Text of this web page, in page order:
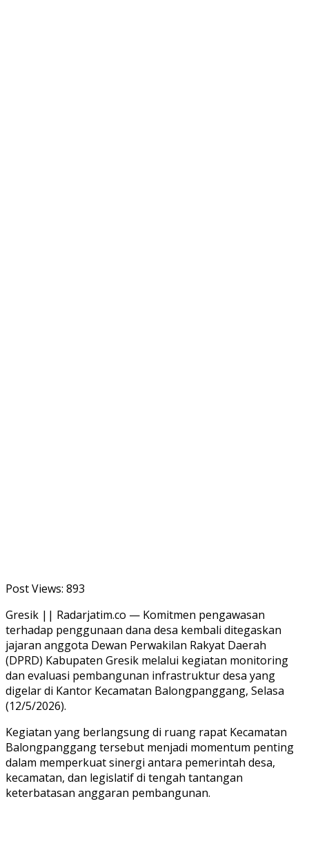
Post Views: 893
Gresik || Radarjatim.co — Komitmen pengawasan
terhadap penggunaan dana desa kembali ditegaskan
jajaran anggota Dewan Perwakilan Rakyat Daerah
(DPRD) Kabupaten Gresik melalui kegiatan monitoring
dan evaluasi pembangunan infrastruktur desa yang
digelar di Kantor Kecamatan Balongpanggang, Selasa
(12/5/2026).
Kegiatan yang berlangsung di ruang rapat Kecamatan
Balongpanggang tersebut menjadi momentum penting
dalam memperkuat sinergi antara pemerintah desa,
kecamatan, dan legislatif di tengah tantangan
keterbatasan anggaran pembangunan.